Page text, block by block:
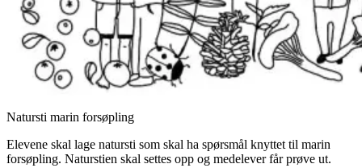
Natursti marin forsøpling
Elevene skal lage natursti som skal ha spørsmål knyttet til marin
forsøpling. Naturstien skal settes opp og medelever får prøve ut.